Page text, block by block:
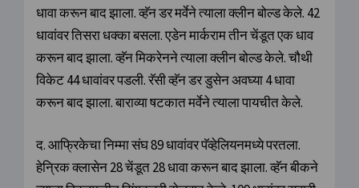
धावा करून बाद झाला. व्हॅन डर मर्वेने त्याला क्लीन बोल्ड केले. 42
धावांवर तिसरा धक्का बसला. एडेन मार्कराम तीन चेंडूत एक धाव
करून बाद झाला. व्हॅन मिकरेनने त्याला क्लीन बोल्ड केले. चौथी
विकेट 44 धावांवर पडली. रॅसी व्हॅन डर डुसेन अवघ्या 4 धावा
करून बाद झाला. बाराव्या षटकात मर्वेने त्याला पायचीत केले.
द. आफ्रिकेचा निम्मा संघ 89 धावांवर पॅव्हेलियनमध्ये परतला.
हेन्रिक क्लासेन 28 चेंडूत 28 धावा करून बाद झाला. व्हॅन बीकने